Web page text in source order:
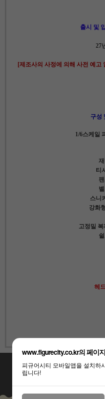
출시 및
27
[제조사의 사정에 의해 사전 예고
구성
1/6스케일
티
스니
강화
고정밀 복
헤
www.figurecity.co.kr의 페이
피규어시티 모바일앱을 설치하
립니다!